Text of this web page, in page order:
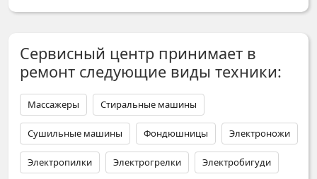
Сервисный центр принимает в
ремонт следующие виды техники:
Массажеры Стиральные машины
Сушильные машины Фондюшницы Электроножи
Электропилки Электрогрелки Электробигуди